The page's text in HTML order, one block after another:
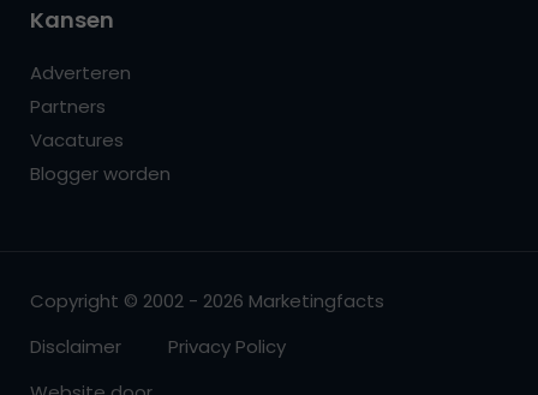
Kansen
Adverteren
Partners
Vacatures
Blogger worden
Copyright © 2002 - 2026 Marketingfacts
Disclaimer
Privacy Policy